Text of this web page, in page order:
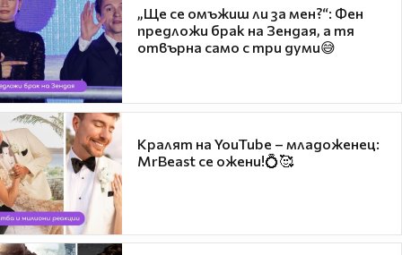
„Ще се омъжиш ли за мен?“: Фен
предложи брак на Зендая, а тя
отвърна само с три думи😅
Кралят на YouTube – младоженец:
MrBeast се ожени!💍🥰